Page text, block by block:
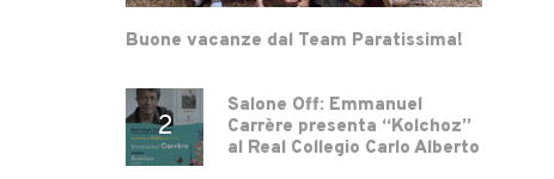
Buone vacanze dal Team Paratissima!
Salone Off: Emmanuel
Carrère presenta “Kolchoz”
al Real Collegio Carlo Alberto